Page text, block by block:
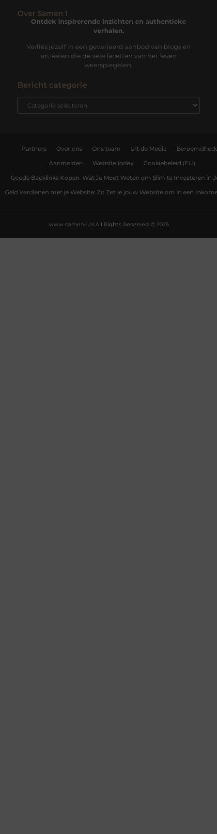
Over Samen 1
Ontdek inspirerende inzichten en authentieke
verhalen.
Verlies jezelf in een gevarieerd aanbod van blogs en
artikelen die de vele facetten van het leven
weerspiegelen.
Bericht categorie
Partners Over ons Ons team Uit de Media
Aanmelden Website index Cookiebeleid (EU)
Goede Backlinks Kopen: Wat Je Moet Weten om Slim te Investeren in
Geld Verdienen met je Website: Zo Zet je jouw Website om in een
All Rights Reserved © 2025
www.samen-1.nl.